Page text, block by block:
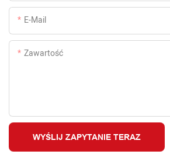
E-Mail
Zawartość
WYŚLIJ ZAPYTANIE TERAZ